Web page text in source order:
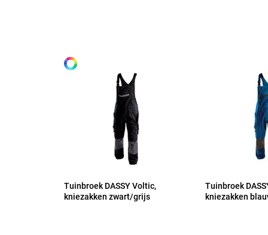
46
Tuinbroek DASSY Voltic,
kniezakken zwart/grijs
Tuinbroek
kniezakken